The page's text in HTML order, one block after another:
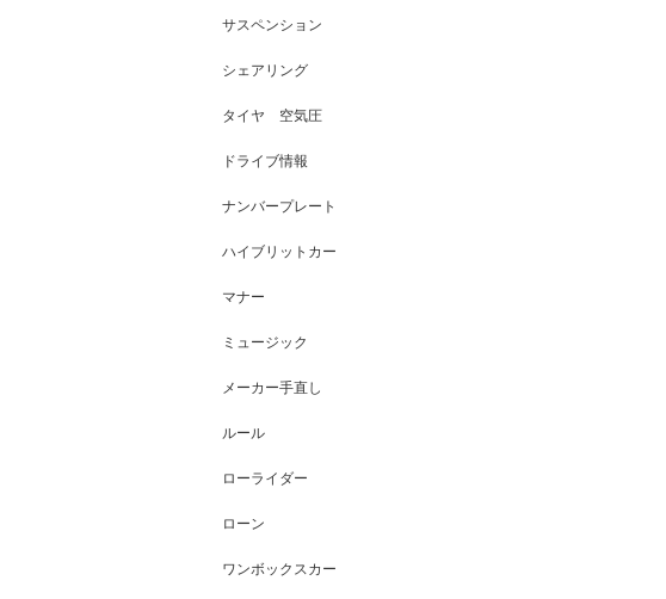
サスペンション
シェアリング
タイヤ 空気圧
ドライブ情報
ナンバープレート
ハイブリットカー
マナー
ミュージック
メーカー手直し
ルール
ローライダー
ローン
ワンボックスカー